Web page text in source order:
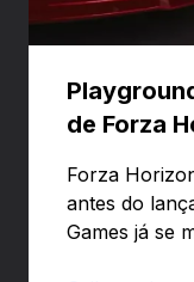
de Forza
Forza
antes do
Games já se